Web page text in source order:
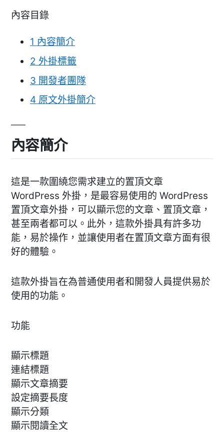
內容目錄
1 內容簡介
2 外掛標籤
3 開發者團隊
4 原文外掛簡介
內容簡介
這是一款圍繞您需求建立的置頂文章
WordPress 外掛，是最容易使用的 WordPress
置頂文章外掛，可以顯示您的文章、置頂文章，
甚至兩者都可以。此外，這款外掛具有許多功
能，易於操作，並讓使用者在置頂文章方面有很
好的體驗。
這款外掛旨在為普通使用者和開發人員提供易於
使用的功能。
功能
顯示標題
連結標題
顯示文章摘要
設定摘要長度
顯示分類
顯示閱讀全文